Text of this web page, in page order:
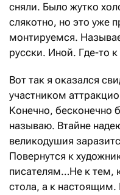
сняли. Было жутко
слякотно, но это уже
монтируемся.
русски. Иной. Где-то
Вот так я оказался
участником
Конечно, бесконечно
называю. Втайне
великодушия
Повернутся к
писателям…Не к тем,
стола, а к